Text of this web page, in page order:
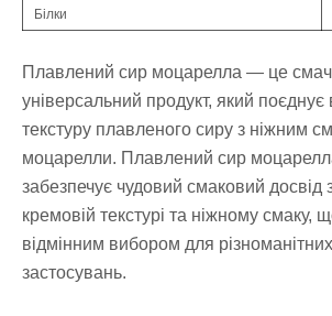
Білки
Плавлений сир моцарелла — це
універсальний продукт, який поєднує
текстуру плавленого сиру з ніжним
моцарелли. Плавлений сир
забезпечує чудовий смаковий досвід
кремовій текстурі та ніжному смаку,
відмінним вибором для
застосувань.